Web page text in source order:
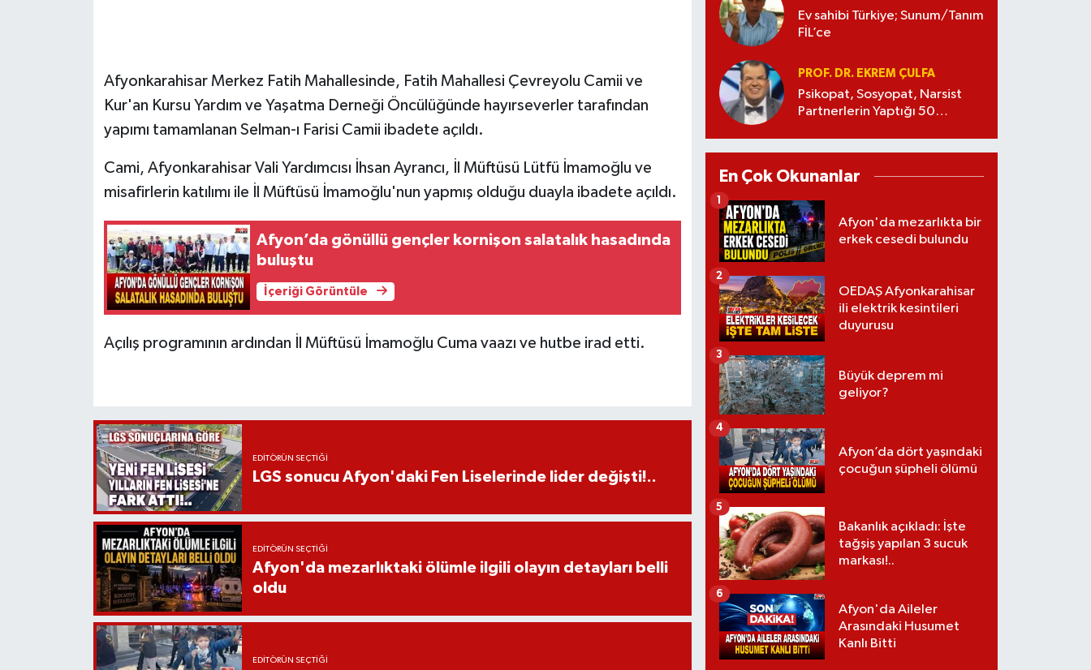
Afyonkarahisar Merkez Fatih Mahallesinde, Fatih Mahallesi Çevreyolu Camii ve
Kur'an Kursu Yardım ve Yaşatma Derneği Öncülüğünde hayırseverler tarafından
yapımı tamamlanan Selman-ı Farisi Camii ibadete açıldı.
Cami, Afyonkarahisar Vali Yardımcısı İhsan Ayrancı, İl Müftüsü Lütfü İmamoğlu ve
misafirlerin katılımı ile İl Müftüsü İmamoğlu'nun yapmış olduğu duayla ibadete açıldı.
Afyon’da gönüllü gençler kornişon salatalık hasadında
buluştu
İçeriği Görüntüle
Açılış programının ardından İl Müftüsü İmamoğlu Cuma vaazı ve hutbe irad etti.
EDITÖRÜN SEÇTIĞI
LGS sonucu Afyon'daki Fen Liselerinde lider değişti!..
EDITÖRÜN SEÇTIĞI
Afyon'da mezarlıktaki ölümle ilgili olayın detayları belli
oldu
EDITÖRÜN SEÇTIĞI
Ev sahibi Türkiye; Sunum/Tanım
FİL’ce
PROF. DR. EKREM ÇULFA
Psikopat, Sosyopat, Narsist
Partnerlerin Yaptığı 50
En Çok Okunanlar
Afyon'da mezarlıkta bir
erkek cesedi bulundu
1
OEDAŞ Afyonkarahisar
ili elektrik kesintileri
duyurusu
2
Büyük deprem mi
geliyor?
3
Afyon’da dört yaşındaki
çocuğun şüpheli ölümü
4
Bakanlık açıkladı: İşte
tağşiş yapılan 3 sucuk
markası!..
5
Afyon'da Aileler
Arasındaki Husumet
Kanlı Bitti
6